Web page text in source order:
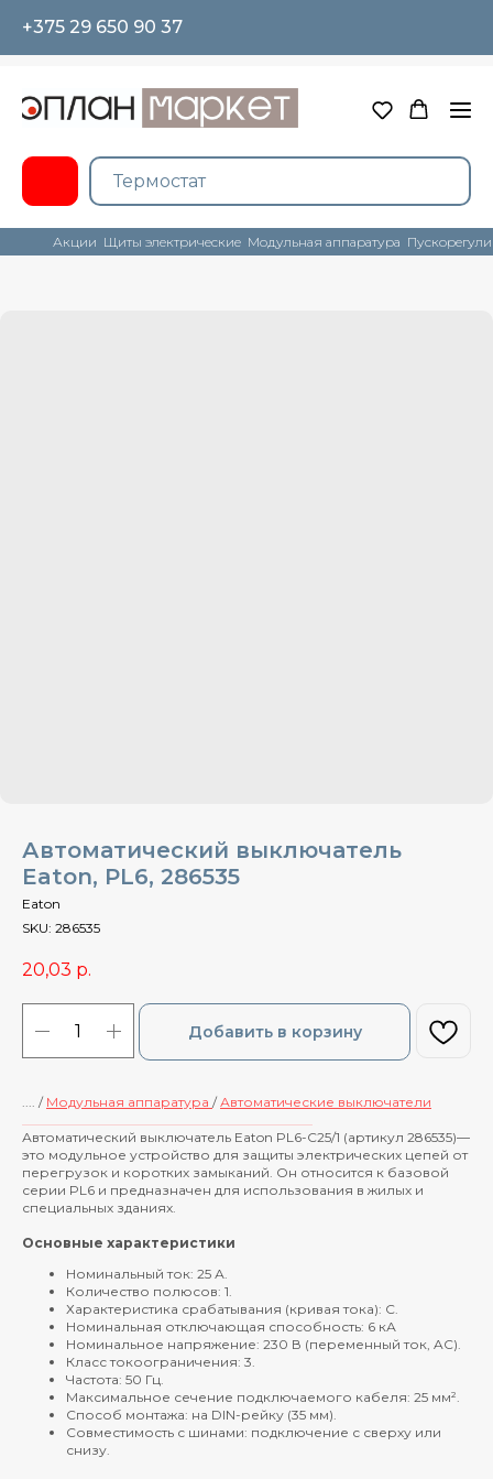
+375 29 650 90 37
Акции Щиты электрические Модульная аппаратура
Автоматический выключатель
Eaton, PL6, 286535
Eaton
SKU: 286535
20,03 р.
Добавить в корзину
.... / Модульная аппаратура / Автоматические выключатели
Автоматический выключатель Eaton PL6-C25/1 (артикул 286535)—
это модульное устройство для защиты электрических цепей от
перегрузок и коротких замыканий. Он относится к базовой
серии PL6 и предназначен для использования в жилых и
специальных зданиях.
Основные характеристики
Номинальный ток: 25 А.
Количество полюсов: 1.
Характеристика срабатывания (кривая тока): C.
Номинальная отключающая способность: 6 кА
Номинальное напряжение: 230 В (переменный ток, AC).
Класс токоограничения: 3.
Частота: 50 Гц.
Максимальное сечение подключаемого кабеля: 25 мм².
Способ монтажа: на DIN-рейку (35 мм).
Совместимость с шинами: подключение с сверху или
снизу.